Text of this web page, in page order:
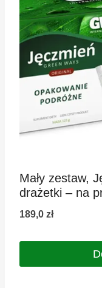
Mały zestaw,
drażetki – na
189,0 zł